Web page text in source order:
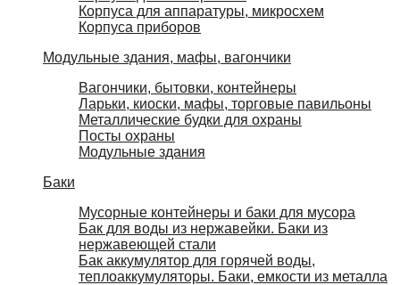
Корпуса для аппаратуры, микросхем
Корпуса приборов
Модульные здания, мафы, вагончики
Вагончики, бытовки, контейнеры
Ларьки, киоски, мафы, торговые павильоны
Металлические будки для охраны
Посты охраны
Модульные здания
Баки
Мусорные контейнеры и баки для мусора
Бак для воды из нержавейки. Баки из
нержавеющей стали
Бак аккумулятор для горячей воды,
теплоаккумуляторы. Баки, емкости из металла